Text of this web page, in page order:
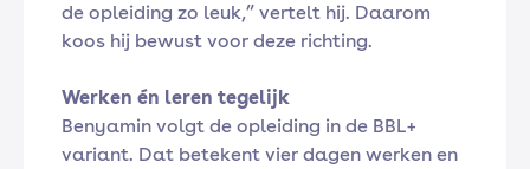
de opleiding zo leuk,” vertelt hij. Daarom
koos hij bewust voor deze richting.
Werken én leren tegelijk
Benyamin volgt de opleiding in de BBL+
variant. Dat betekent vier dagen werken en